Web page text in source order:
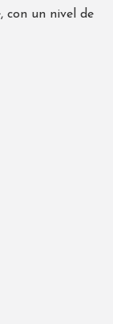
con un nivel de